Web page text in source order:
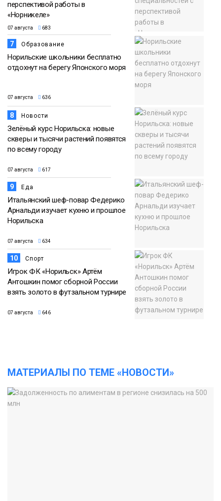
перспективой работы в
«Норникеле»
07 августа 683
7 Образование
Норильские школьники бесплатно
отдохнут на берегу Японского моря
07 августа 636
8 Новости
Зелёный курс Норильска: новые
скверы и тысячи растений появятся
по всему городу
07 августа 617
9 Еда
Итальянский шеф-повар Федерико
Арнальди изучает кухню и прошлое
Норильска
07 августа 634
10 Спорт
Игрок ФК «Норильск» Артём
Антошкин помог сборной России
взять золото в футзальном турнире
07 августа 646
МАТЕРИАЛЫ ПО ТЕМЕ «НОВОСТИ»